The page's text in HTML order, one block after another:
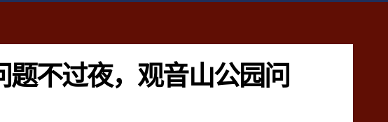
不过夜，观音山公园问